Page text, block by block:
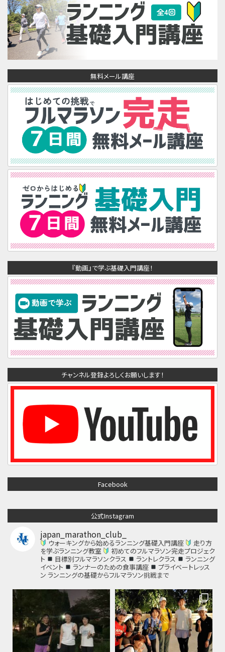
無料メール講座
『動画』で学ぶ基礎入門講座！
チャンネル登録よろしくお願いします！
Facebook
公式Instagram
japan_marathon_club_
ウォーキングから始めるランニング基礎入門講座
走り方
を学ぶランニング教室
初めてのフルマラソン完走プロジェク
ト
目標別フルマラソンクラス ラントレクラス
ランニング
イベント
ランナーのための食事講座
プライベートレッス
ン ランニングの基礎からフルマラソン挑戦まで